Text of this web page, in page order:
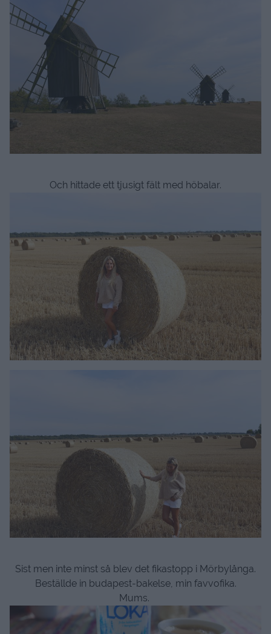
Och hittade ett tjusigt fält med höbalar.
Sist men inte minst så blev det fikastopp i Mörbylånga.
Beställde in budapest-bakelse, min favvofika.
Mums.